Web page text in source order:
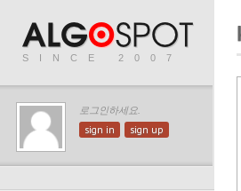
SINCE 2007
로그인하세요.
sign in sign up